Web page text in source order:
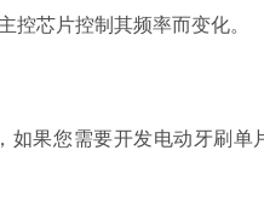
芯片控制其频率而变化。
果您需要开发电动牙刷